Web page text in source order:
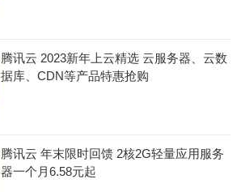
腾讯云 2023新年上云精选 云服务器、云数
据库、CDN等产品特惠抢购
腾讯云 年末限时回馈 2核2G轻量应用服务
器一个月6.58元起